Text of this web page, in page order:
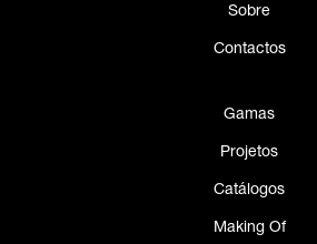
Sobre
Contactos
Gamas
Projetos
Catálogos
Making Of